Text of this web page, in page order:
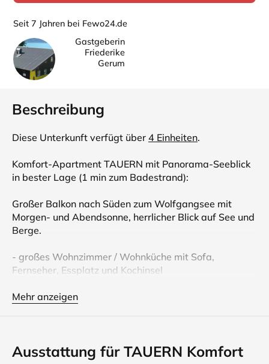
Seit 7 Jahren bei Fewo24.de
Gastgeberin
Friederike
Gerum
Beschreibung
Diese Unterkunft verfügt über 4 Einheiten.
Komfort-Apartment TAUERN mit Panorama-Seeblick
in bester Lage (1 min zum Badestrand):
Großer Balkon nach Süden zum Wolfgangsee mit
Morgen- und Abendsonne, herrlicher Blick auf See und
Berge.
- großes Wohnzimmer / Wohnküche mit Sofa,
Fernseher, Essplatz und Kochinsel
inkludiert !
- zusätzlicher Wohnraum mit romantischem Zweisitzer
Mehr anzeigen
Ausstattung für TAUERN Komfort